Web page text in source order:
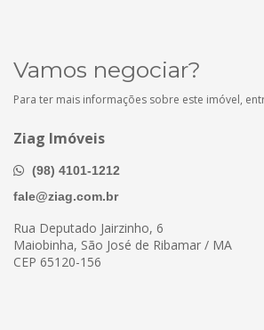
Vamos negociar?
Para ter mais informações sobre este imóvel,
Ziag Imóveis
(98) 4101-1212
fale@ziag.com.br
Rua Deputado Jairzinho, 6
Maiobinha, São José de Ribamar / MA
CEP 65120-156